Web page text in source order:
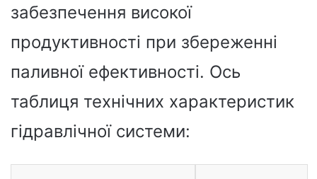
забезпечення високої
продуктивності при збереженні
паливної ефективності. Ось
таблиця технічних характеристик
гідравлічної системи: